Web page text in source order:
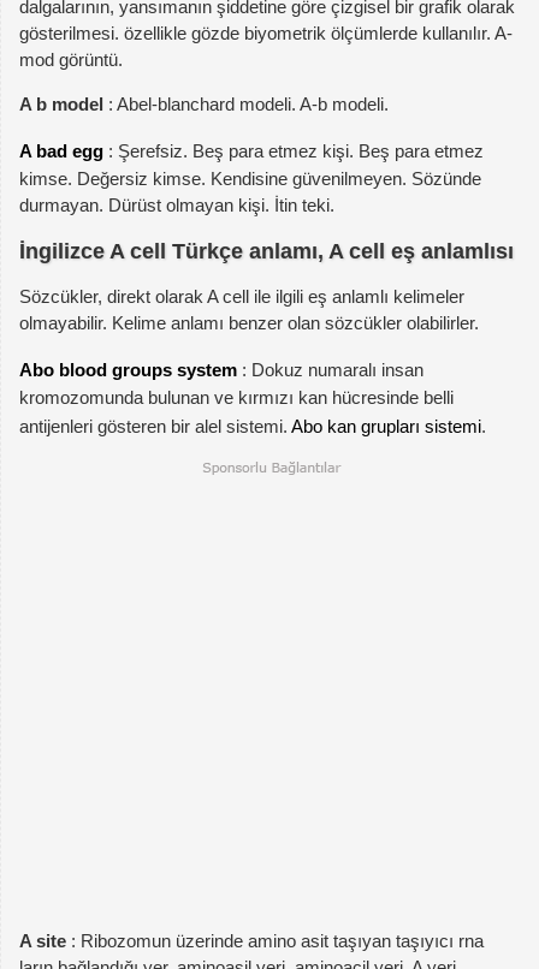
dalgalarının, yansımanın şiddetine göre çizgisel bir grafik olarak
gösterilmesi. özellikle gözde biyometrik ölçümlerde kullanılır. A-
mod görüntü.
A b model : Abel-blanchard modeli. A-b modeli.
A bad egg : Şerefsiz. Beş para etmez kişi. Beş para etmez
kimse. Değersiz kimse. Kendisine güvenilmeyen. Sözünde
durmayan. Dürüst olmayan kişi. İtin teki.
İngilizce A cell Türkçe anlamı, A cell eş anlamlısı
Sözcükler, direkt olarak A cell ile ilgili eş anlamlı kelimeler
olmayabilir. Kelime anlamı benzer olan sözcükler olabilirler.
Abo blood groups system : Dokuz numaralı insan
kromozomunda bulunan ve kırmızı kan hücresinde belli
antijenleri gösteren bir alel sistemi. Abo kan grupları sistemi.
A site : Ribozomun üzerinde amino asit taşıyan taşıyıcı rna